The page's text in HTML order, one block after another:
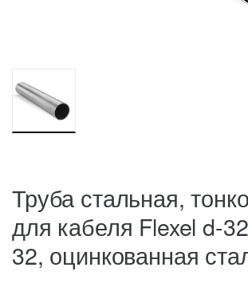
Труба стальная,
для кабеля Flexel d-
32, оцинкованная